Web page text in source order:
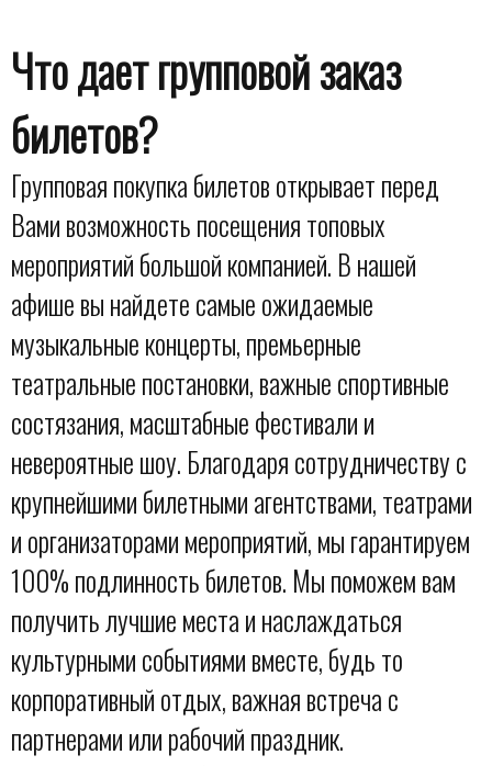
Что дает групповой заказ
билетов?
Групповая покупка билетов открывает перед
Вами возможность посещения топовых
мероприятий большой компанией. В нашей
афише вы найдете самые ожидаемые
музыкальные концерты, премьерные
театральные постановки, важные спортивные
состязания, масштабные фестивали и
невероятные шоу. Благодаря сотрудничеству с
крупнейшими билетными агентствами, театрами
и организаторами мероприятий, мы гарантируем
100% подлинность билетов. Мы поможем вам
получить лучшие места и наслаждаться
культурными событиями вместе, будь то
корпоративный отдых, важная встреча с
партнерами или рабочий праздник.